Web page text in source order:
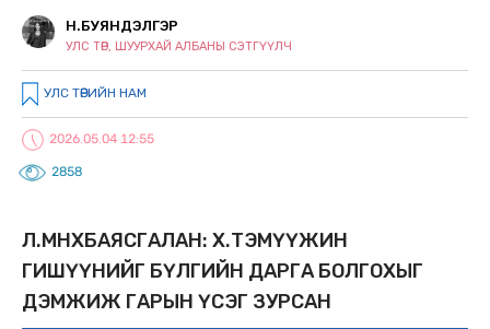
Н.БУЯНДЭЛГЭР
УЛС ТӨР, ШУУРХАЙ АЛБАНЫ СЭТГҮҮЛЧ
УЛС ТӨРИЙН НАМ
2026.05.04 12:55
2858
Л.МӨНХБАЯСГАЛАН: Х.ТЭМҮҮЖИН
ГИШҮҮНИЙГ БҮЛГИЙН ДАРГА БОЛГОХЫГ
ДЭМЖИЖ ГАРЫН ҮСЭГ ЗУРСАН